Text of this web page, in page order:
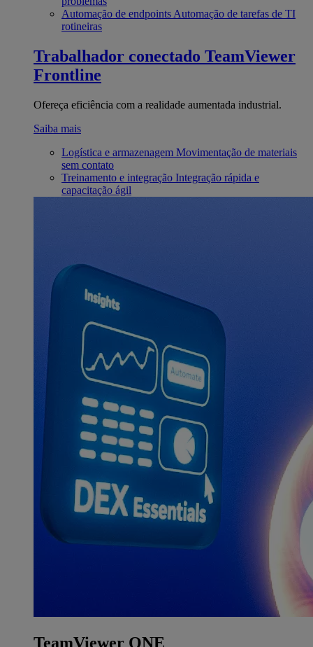
Automação de endpoints Automação de tarefas de TI
rotineiras
Trabalhador conectado TeamViewer
Frontline
Ofereça eficiência com a realidade aumentada industrial.
Saiba mais
Logística e armazenagem Movimentação de materiais
sem contato
Treinamento e integração Integração rápida e
capacitação ágil
TeamViewer ONE